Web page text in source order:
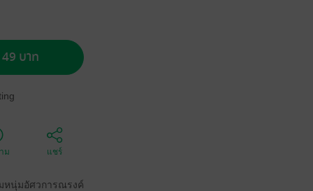
บาท
ม แชร์
หนุ่มอัศวการณรงค์